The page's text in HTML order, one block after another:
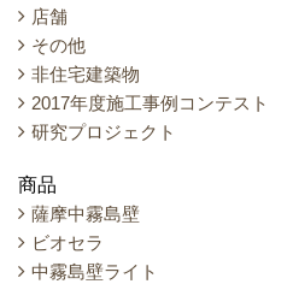
店舗
その他
非住宅建築物
2017年度施工事例コンテスト
研究プロジェクト
商品
薩摩中霧島壁
ビオセラ
中霧島壁ライト